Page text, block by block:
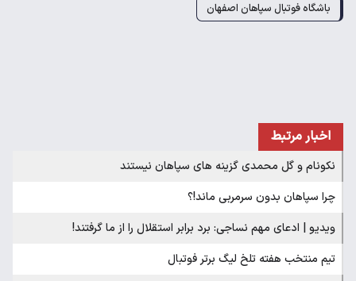
باشگاه فوتبال سپاهان اصفهان
اخبار مرتبط
نکونام و گل محمدی گزینه های سپاهان نیستند
چرا سپاهان بدون سرمربی ماند!؟
ویدیو | ادعای مهم نساجی: برد برابر استقلال را از ما گرفتند!
تیم منتخب هفته تلخ لیگ برتر فوتبال